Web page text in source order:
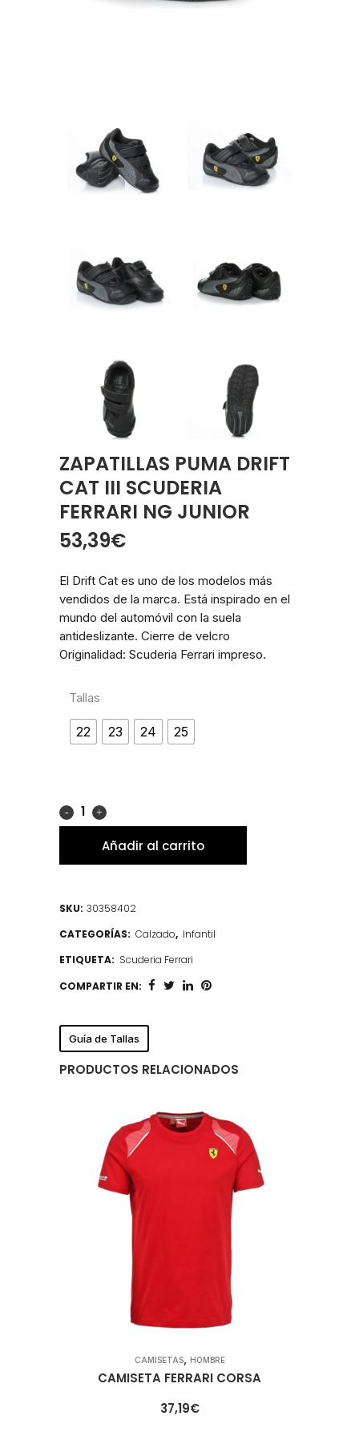
ZAPATILLAS PUMA DRIFT
CAT III SCUDERIA
FERRARI NG JUNIOR
53,39€
El Drift Cat es uno de los modelos más
vendidos de la marca. Está inspirado en el
mundo del automóvil con la suela
antideslizante. Cierre de velcro
Originalidad: Scuderia Ferrari impreso.
Tallas
22 23 24 25
Añadir al carrito
SKU: 30358402
CATEGORÍAS: Calzado, Infantil
ETIQUETA: Scuderia Ferrari
COMPARTIR EN:
Guía de Tallas
PRODUCTOS RELACIONADOS
CAMISETAS, HOMBRE
CAMISETA FERRARI CORSA
37,19€